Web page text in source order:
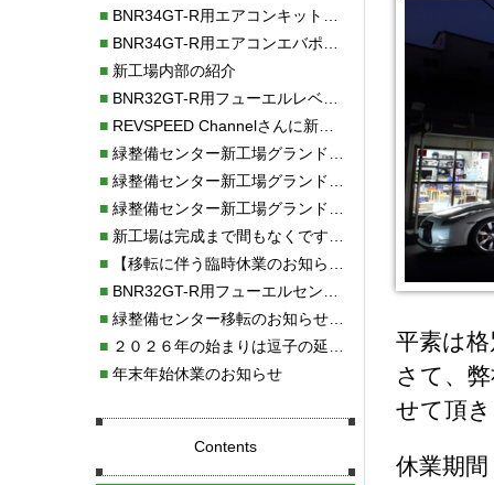
平素は
さて、
せて頂
休業期
■BNR34GT-R用エアコンキット新発売！！
■BNR34GT-R用エアコンエバポレーターを新発売！！
■新工場内部の紹介
■BNR32GT-R用フューエルレベルセンサー新発売！！
■REVSPEED Channelさんに新社屋を紹介していただきました!!
■緑整備センター新工場グランドオープン・続報
■緑整備センター新工場グランドオープン
■緑整備センター新工場グランドオープンのお知らせ！！
■新工場は完成まで間もなくです！！
■【移転に伴う臨時休業のお知らせ】
■BNR32GT-R用フューエルセンサー新発売!!
■緑整備センター移転のお知らせ！！
■２０２６年の始まりは逗子の延命寺に行きました。
■年末年始休業のお知らせ
Contents